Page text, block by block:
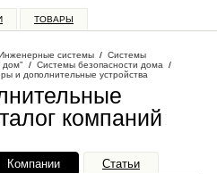
ТОВАРЫ
системы / Системы
дом" / Системы безопасности дома /
и дополнительные устройства
компаний
Компании Статьи